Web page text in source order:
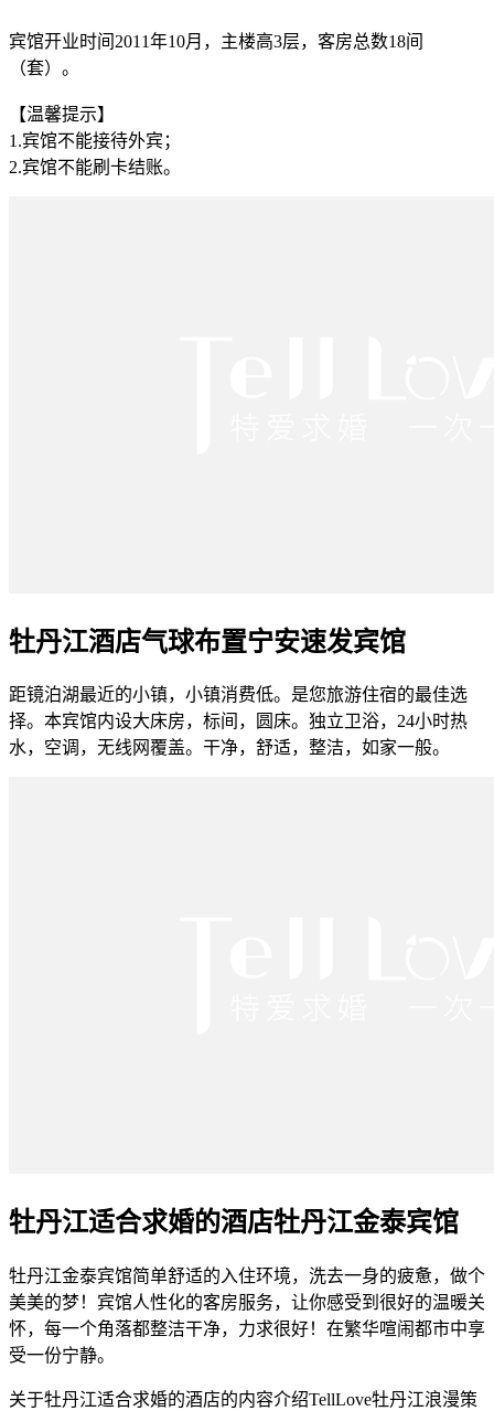
宾馆开业时间2011年10月，主楼高3层，客房总数18间
（套）。
【温馨提示】
1.宾馆不能接待外宾；
2.宾馆不能刷卡结账。
牡丹江酒店气球布置宁安速发宾馆
距镜泊湖最近的小镇，小镇消费低。是您旅游住宿的最佳选
择。本宾馆内设大床房，标间，圆床。独立卫浴，24小时热
水，空调，无线网覆盖。干净，舒适，整洁，如家一般。
牡丹江适合求婚的酒店牡丹江金泰宾馆
牡丹江金泰宾馆简单舒适的入住环境，洗去一身的疲惫，做个
美美的梦！宾馆人性化的客房服务，让你感受到很好的温暖关
怀，每一个角落都整洁干净，力求很好！在繁华喧闹都市中享
受一份宁静。
关于牡丹江适合求婚的酒店的内容介绍TellLove牡丹江浪漫策